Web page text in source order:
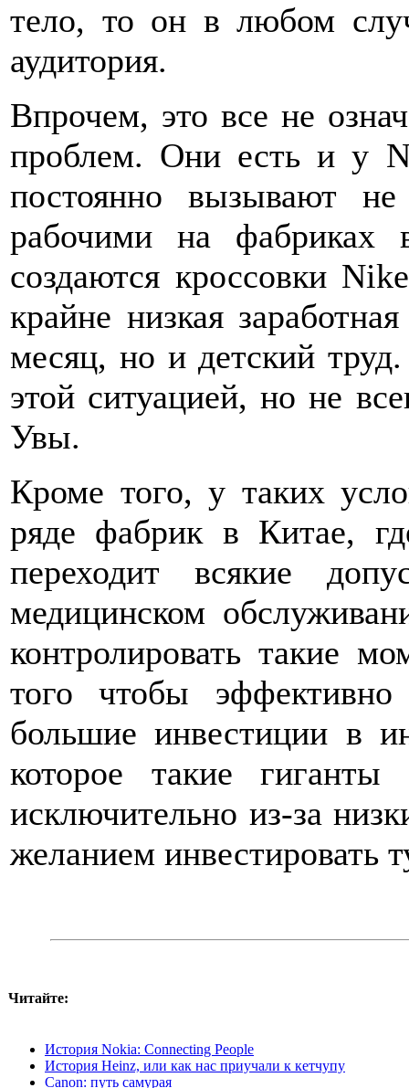
тело, то он в любом
аудитория.
Впрочем, это все не
проблем. Они есть и у
постоянно вызывают
рабочими на фабриках
создаются кроссовки
крайне низкая
месяц, но и детский
этой ситуацией, но не
Увы.
Кроме того, у таких
ряде фабрик в Китае,
переходит всякие
медицинском
контролировать такие
того чтобы
большие инвестиции в
которое такие
исключительно из-за
желанием инвестировать
Читайте:
История Nokia: Connecting People
История Heinz, или как нас приучали к кетчупу
Canon: путь самурая